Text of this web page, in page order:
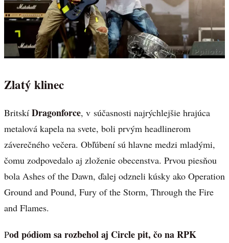
Zlatý klinec
Britskí Dragonforce, v súčasnosti najrýchlejšie hrajúca
metalová kapela na svete, boli prvým headlinerom
záverečného večera. Obľúbení sú hlavne medzi mladými,
čomu zodpovedalo aj zloženie obecenstva. Prvou piesňou
bola Ashes of the Dawn, ďalej odzneli kúsky ako Operation
Ground and Pound, Fury of the Storm, Through the Fire
and Flames.
Pod pódiom sa rozbehol aj Circle pit, čo na RPK